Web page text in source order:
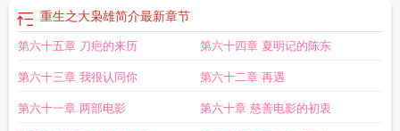
之大枭雄百度
重生之大枭雄共282章 沧海煮成酒
枭雄TXT
雄重生之大枭雄 最新章节 无弹窗 重生之大枭雄太监重生之大枭雄共282章
生之大枭雄正版重生之大枭雄同类型 重生之大枭雄完整版全文阅读
雄字数香港黑道类似重生之大枭雄 重生之大枭雄简介重生之大枭雄和重生之大
重生之大枭雄简介最新章节
第六十五章 刀疤的来历 第六十四章 夏明记的陈东
第六十三章 我很认同你 第六十二章 再遇
第六十一章 两部电影 第六十章 慈善电影的初衷